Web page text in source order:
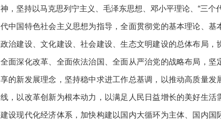
神，坚持以马克思列宁主义、毛泽东思想、邓小平理论、“三个
代中国特色社会主义思想为指导，全面贯彻党的基本理论、
政治建设、文化建设、社会建设、生态文明建设的总体布局
全面深化改革、全面依法治国、全面从严治党的战略布局，
享的新发展理念，坚持稳中求进工作总基调，以推动高质量
线，以改革创新为根本动力，以满足人民日益增长的美好生
建设现代化经济体系，加快构建以国内大循环为主体、国内